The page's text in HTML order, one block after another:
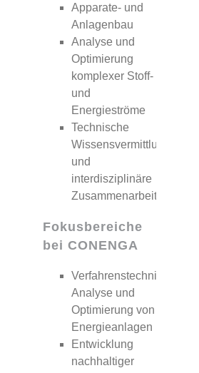
Apparate- und
Anlagenbau
Analyse und
Optimierung
komplexer Stoff-
und
Energieströme
Technische
Wissensvermittlung
und
interdisziplinäre
Zusammenarbeit
Fokusbereiche
bei CONENGA
Verfahrenstechnische
Analyse und
Optimierung von
Energieanlagen
Entwicklung
nachhaltiger